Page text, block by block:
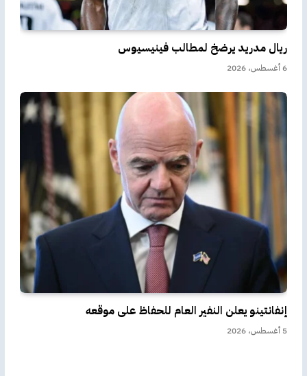
ريال مدريد يرضخ لمطالب فينيسيوس
6 أغسطس، 2026
إنفانتينو يعلن النفير العام للحفاظ على موقعه
5 أغسطس، 2026